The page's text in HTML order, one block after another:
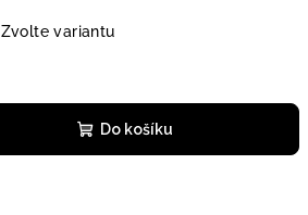
Zvolte variantu
Do košíku